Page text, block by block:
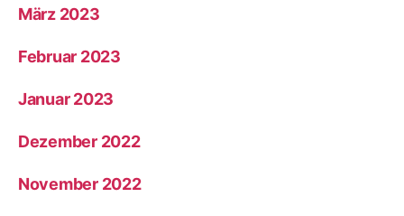
März 2023
Februar 2023
Januar 2023
Dezember 2022
November 2022